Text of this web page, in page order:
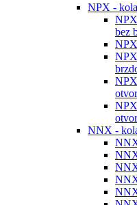
NPX -
bez
NNX -